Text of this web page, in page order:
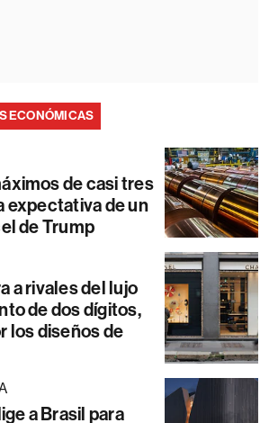
ECONÓMICAS
de casi tres
expectativa de un
de Trump
a rivales del lujo
de dos dígitos,
los diseños de
a Brasil para